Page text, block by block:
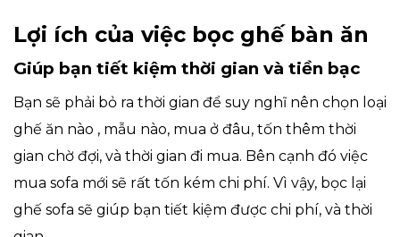
Lợi ích của việc bọc ghế bàn ăn
Giúp bạn tiết kiệm thời gian và tiền bạc
Bạn sẽ phải bỏ ra thời gian để suy nghĩ nên chọn loại
ghế ăn nào , mẫu nào, mua ở đâu, tốn thêm thời
gian chờ đợi, và thời gian đi mua. Bên cạnh đó việc
mua sofa mới sẽ rất tốn kém chi phí. Vì vậy, bọc lại
ghế sofa sẽ giúp bạn tiết kiệm được chi phí, và thời